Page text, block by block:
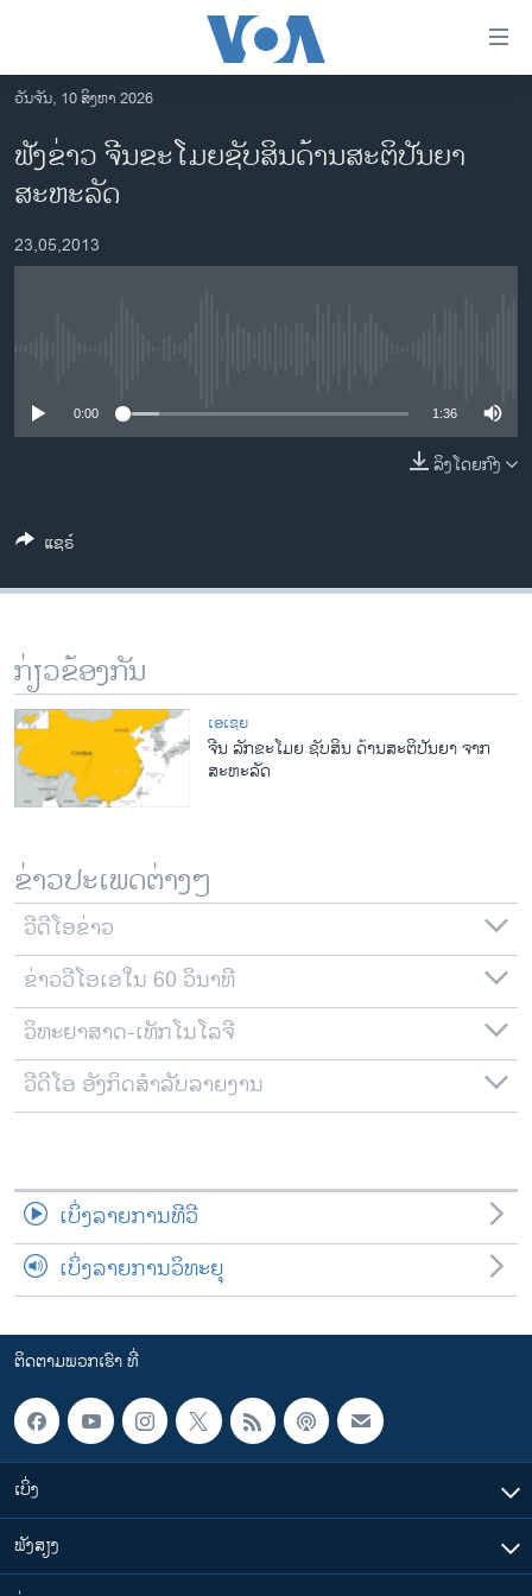
ເຂົ້າ
ຫາ
ຂ້າມ
ຂ້າມ
ໄປ
ລາວ
ອາເມຣິກາ
ການເລືອກຕັ້ງ ປະທານາທີບໍດີ ສະຫະລັດ 2024
ອິດສະຫຼະພາບດ້ານການຂ່າວ
ວິທະຍາສາດ-ເທັກໂນໂລຈີ
ທຸລະກິດ
ວີດີໂອ
ສຽງ
ລາຍການກະຈາຍສຽງ
ລາຍງານ
ຕິດຕາມພວກເຮົາ ທີ່
ພາສາຕ່າງໆ
ວັນຈັນ, 10 ສິງຫາ 2026
ຟັງຂ່າວ ຈີນຂະໂມຍຊັບສິນດ້ານສະຕິປັນຍາ
ສະຫະລັດ
23,05,2013
0:00 1:36
ລິງໂດຍກົງ
ແຊຣ໌
ກ່ຽວຂ້ອງກັນ
ເອເຊຍ
ຈີນ ລັກຂະໂມຍ ຊັບສິນ ດ້ານສະຕິປັນຍາ ຈາກ
ສະຫະລັດ
ຂ່າວປະເພດຕ່າງໆ
ວີດີໂອຂ່າວ
ຂ່າວວີໂອເອໃນ 60 ວິນາທີ
ວິທະຍາສາດ-ເທັກໂນໂລຈີ
ວີດີໂອ ອັງກິດສຳລັບລາຍງານ
ເບິ່ງລາຍການທີວີ
ເບິ່ງລາຍການວິທະຍຸ
ຕິດຕາມພວກເຮົາ ທີ່
ເບິ່ງ
ຟັງສຽງ